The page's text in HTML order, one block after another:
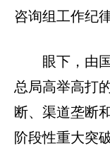
咨询组工作纪
眼下，由
总局高举高打
断、渠道垄断
阶段性重大突